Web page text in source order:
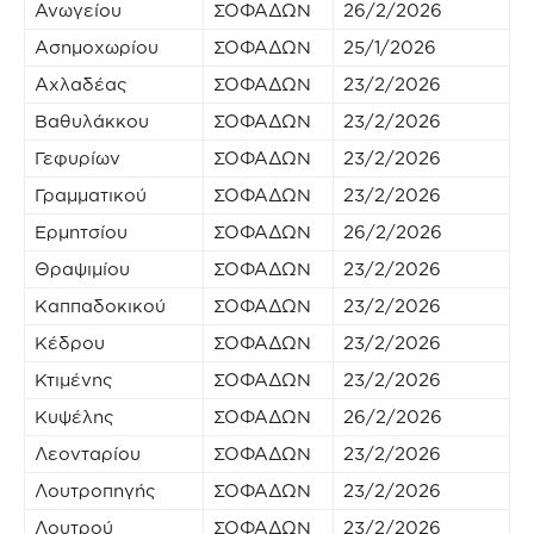
Ανωγείου ΣΟΦΑΔΩΝ
26/2/2026
Ασημοχωρίου
ΣΟΦΑΔΩΝ
25/1/2026
Αχλαδέας
ΣΟΦΑΔΩΝ
23/2/2026
Βαθυλάκκου
ΣΟΦΑΔΩΝ
23/2/2026
Γεφυρίων
ΣΟΦΑΔΩΝ
23/2/2026
Γραμματικού
ΣΟΦΑΔΩΝ
23/2/2026
Ερμητσίου
ΣΟΦΑΔΩΝ
26/2/2026
Θραψιμίου
ΣΟΦΑΔΩΝ
23/2/2026
Καππαδοκικού
ΣΟΦΑΔΩΝ
23/2/2026
Κέδρου
ΣΟΦΑΔΩΝ
23/2/2026
Κτιμένης
ΣΟΦΑΔΩΝ
23/2/2026
Κυψέλης
ΣΟΦΑΔΩΝ
26/2/2026
Λεονταρίου
ΣΟΦΑΔΩΝ
23/2/2026
Λουτροπηγής
ΣΟΦΑΔΩΝ
23/2/2026
Λουτρού
ΣΟΦΑΔΩΝ 23/2/2026